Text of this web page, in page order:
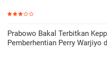
Prabowo Bakal Terbitkan
Pemberhentian Perry Warjiyo